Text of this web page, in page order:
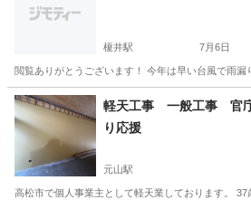
榎井駅 7月6日
閲覧ありがとうございます！ 今年は早い台風で雨
香川 仲多度郡 榎井駅 水道工事
軽天工事 一般工事 官
り応援
元山駅
高松市で個人事業主として軽天業しております。